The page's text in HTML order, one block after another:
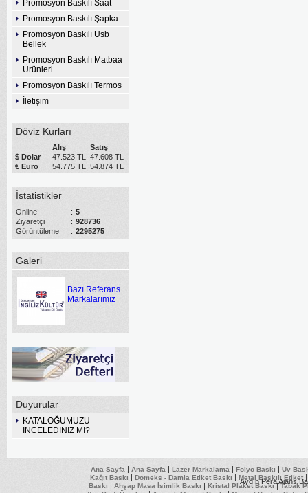
Promosyon Baskılı Saat
Promosyon Baskılı Şapka
Promosyon Baskılı Usb
Bellek
Promosyon Baskılı Matbaa
Ürünleri
Promosyon Baskılı Termos
İletişim
Döviz Kurları
Alış
Satış
$ Dolar
47.523 TL
47.608 TL
€ Euro
54.775 TL 54.874 TL
İstatistikler
Online : 5
Ziyaretçi
: 928736
Görüntüleme
: 2295275
Galeri
Bazı Referans
Markalarımız
Duyurular
KATALOĞUMUZU
İNCELEDİNİZ Mİ?
Ana Sayfa | Ana Sayfa | Lazer Markalama | Folyo Baskı | Uv
Kağıt Baskı | Domeks - Damla Etiket Baskı | Metal Baskılı Etiket
Baskı | Ahşap Masa İsimlik Baskı | Kristal Plaket Baskı|Tabak
Aydın Pera Ajans